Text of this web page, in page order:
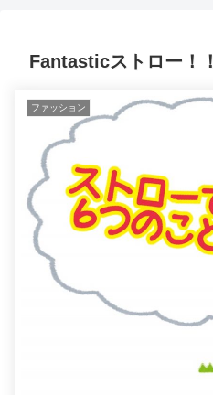
Fantasticストロー！！
ファッション